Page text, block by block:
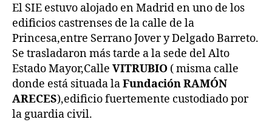
El SIE estuvo alojado en Madrid en uno de los
edificios castrenses de la calle de la
Princesa,entre Serrano Jover y Delgado Barreto.
Se trasladaron más tarde a la sede del Alto
Estado Mayor,Calle VITRUBIO ( misma calle
donde está situada laFundación RAMÓN
ARECES),edificio fuertemente custodiado por
la guardia civil.